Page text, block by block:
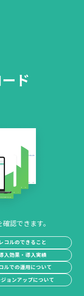
ド
認できます。
レコルのできること
入効果・導入実績
ルでの運用について
ョンアップについて